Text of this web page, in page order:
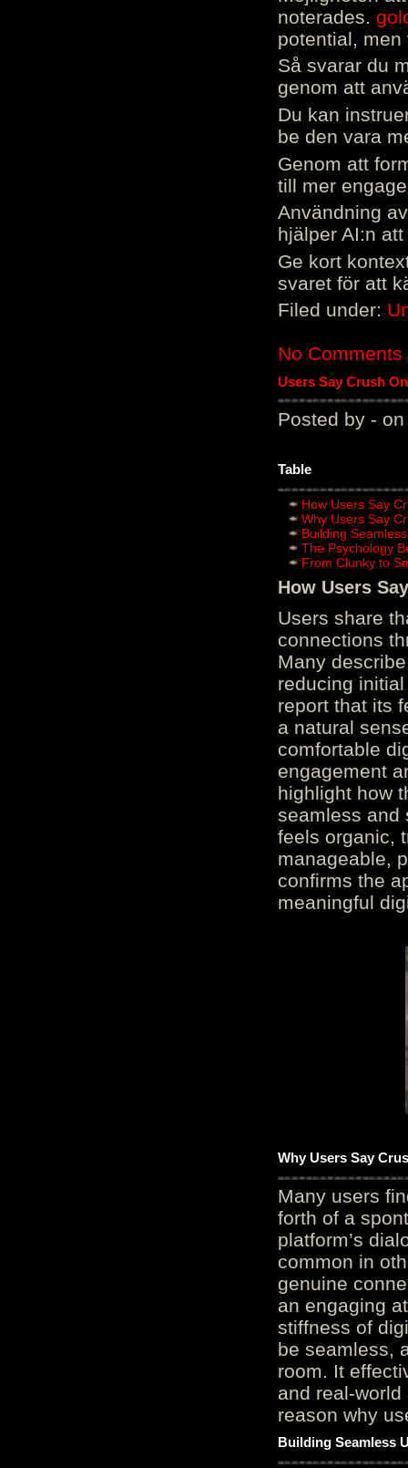
noterades.
potential, men
Så svarar du
genom att
Du kan
be den vara
Genom att
till mer
Användning
hjälper AI:n
Ge kort
svaret för att
Filed under:
No Comments
Users Say Crush
Posted by - on
Table
How Users Say
Why Users Say
Building
The Psychology
From Clunky to
How Users
Users share
connections
Many
reducing
report that its
a natural
comfortable
engagement
highlight how
seamless and
feels organic,
manageable,
confirms the
meaningful
Why Users Say
Many users
forth of a
platform’s
common in
genuine
an engaging
stiffness of
be seamless,
room. It
and real-
reason why
Building Seamless